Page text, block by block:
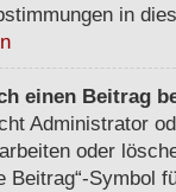
in
einen Beitrag
Administrator
oder
Beitrag“-Symbol